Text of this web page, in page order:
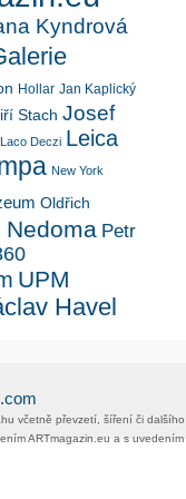
Kyndrová
Hollar Jan Kaplický
Stach Josef
Laco Deczi Leica
New York
Oldřich
Nedoma Petr
UPM
Havel
včetně převzetí, šíření či dalšího
​ARTmagazin.eu​ ​a s uvedením